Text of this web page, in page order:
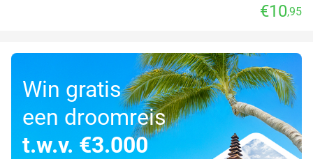
€10,95
Win gratis
een droomreis
t.w.v. €3.000